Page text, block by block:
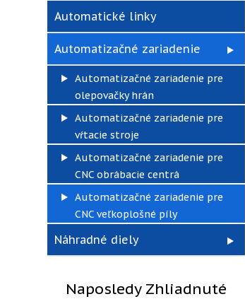
Automatické linky
Automatizačné zariadenie
Automatizačné zariadenie pre
olepovačky hrán
Automatizačné zariadenie pre
vŕtacie stroje
Automatizačné zariadenie pre
CNC obrábacie centrá
Automatizačné zariadenie pre
CNC veľkoplošné píly
Náhradné diely
Naposledy Zhliadnuté